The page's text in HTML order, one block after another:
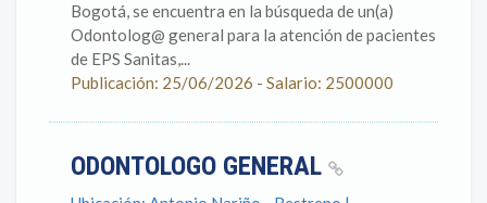
Bogotá, se encuentra en la búsqueda de un(a)
Odontolog@ general para la atención de pacientes
de EPS Sanitas,...
Publicación: 25/06/2026 - Salario: 2500000
ODONTOLOGO GENERAL